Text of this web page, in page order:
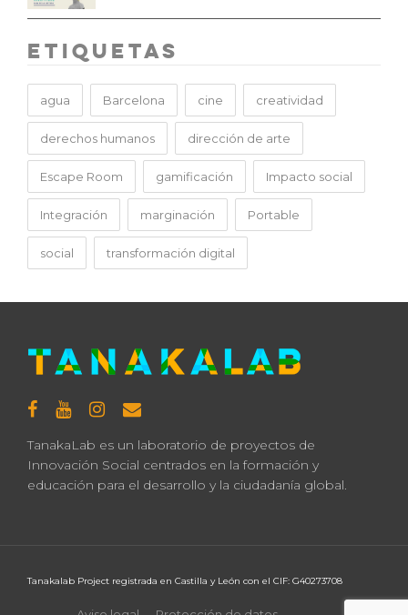
Etiquetas
agua Barcelona cine creatividad
derechos humanos dirección de arte
Escape Room gamificación Impacto social
Integración marginación Portable
social transformación digital
TanakaLab es un laboratorio de proyectos de
Innovación Social centrados en la formación y
educación para el desarrollo y la ciudadanía global.
Tanakalab Project registrada en Castilla y León con el CIF: G40273708